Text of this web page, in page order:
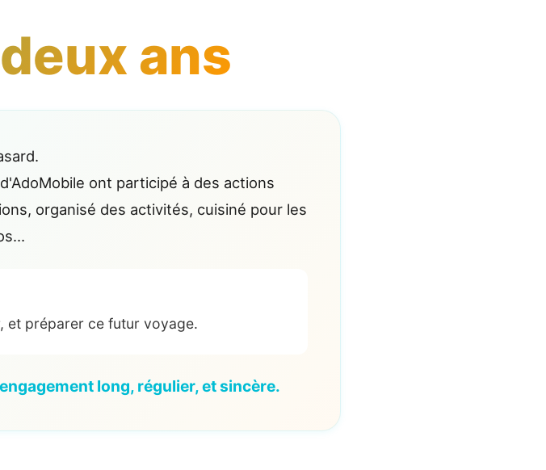
ans
ont participé à des actions
organisé des activités, cuisiné pour les
et préparer ce futur voyage.
long, régulier, et sincère.